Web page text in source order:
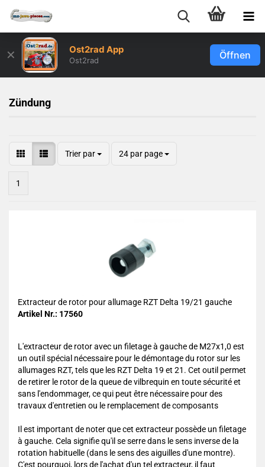
✕ Ost2rad App
Ost2rad Öffnen
Zündung
Trier par 24 par page
1
Extracteur de rotor pour allumage RZT Delta 19/21 gauche
Artikel Nr.: 17560
L'extracteur de rotor avec un filetage à gauche de M27x1,0 est
un outil spécial nécessaire pour le démontage du rotor sur les
allumages RZT, tels que les RZT Delta 19 et 21. Cet outil permet
de retirer le rotor de la queue de vilbrequin en toute sécurité et
sans l'endommager, ce qui peut être nécessaire pour des
travaux d'entretien ou le remplacement de composants
Il est important de noter que cet extracteur possède un filetage
à gauche. Cela signifie qu'il se serre dans le sens inverse de la
rotation habituelle (dans le sens des aiguilles d'une montre).
C'est pourquoi, lors de l'achat d'un tel extracteur, il faut